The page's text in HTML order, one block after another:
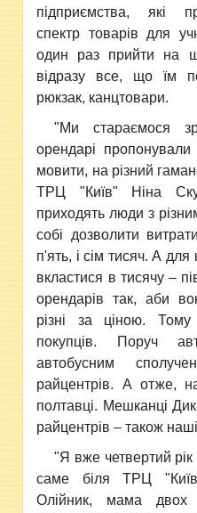
підприємства, які
спектр товарів для
один раз прийти на
відразу все, що їм
рюкзак, канцтовари.
"Ми стараємося
орендарі
мовити, на різний
ТРЦ "Київ" Ніна
приходять люди з
собі дозволити
п'ять, і сім тисяч. А
вкластися в тисячу –
орендарів так, аби
різні за ціною.
покупців. Поруч
автобусним
райцентрів. А отже,
полтавці. Мешканці
райцентрів – також наші
"Я вже четвертий
саме біля ТРЦ
Олійник, мама